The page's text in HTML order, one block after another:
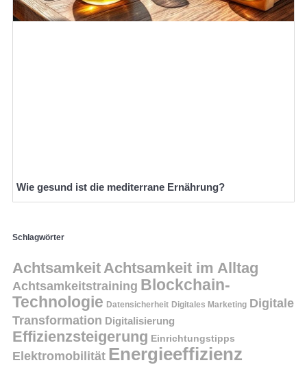
Wie gesund ist die mediterrane Ernährung?
Schlagwörter
AchtsamkeitAchtsamkeit im Alltag
Achtsamkeitstraining Blockchain-
Technologie Datensicherheit Digitales Marketing Digitale
Transformation Digitalisierung
Effizienzsteigerung Einrichtungstipps
Elektromobilität Energieeffizienz